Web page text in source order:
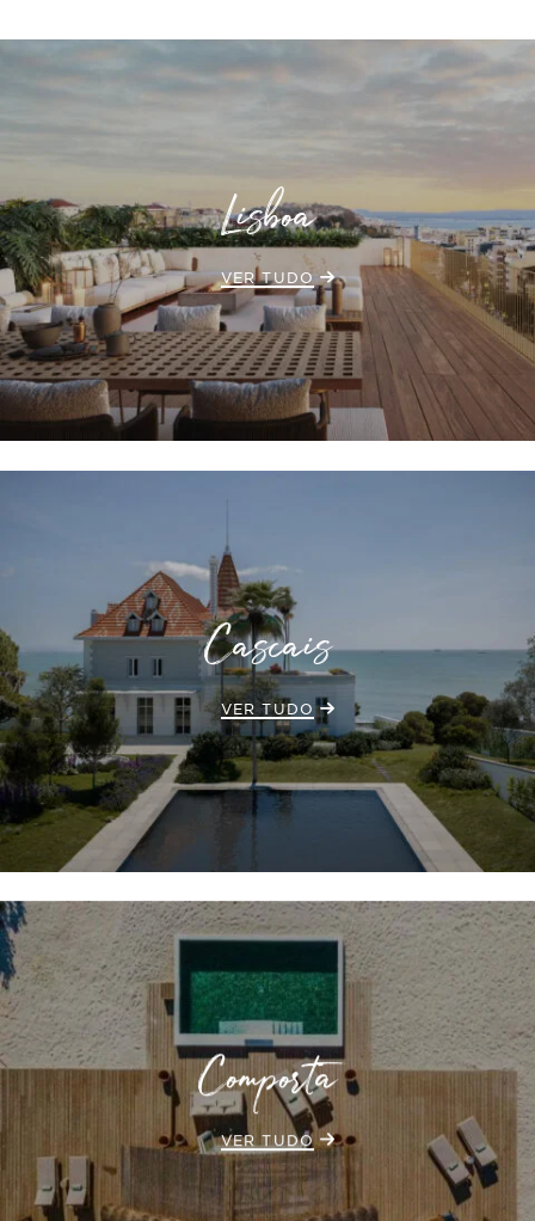
Lisboa
VER TUDO
Cascais
VER TUDO
Comporta
VER TUDO